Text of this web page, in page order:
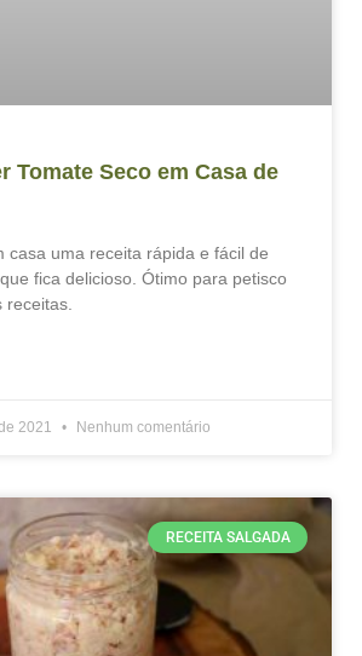
Tomate Seco em Casa de
casa uma receita rápida e fácil de
fica delicioso. Ótimo para petisco
2021 Nenhum comentário
RECEITA SALGADA